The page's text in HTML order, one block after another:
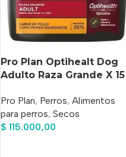
Pro Plan Optihealt Dog
Adulto Raza Grande X 15
Pro Plan, Perros, Alimentos
para perros, Secos
$ 115.000,00